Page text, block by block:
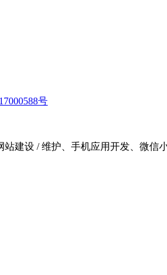
号
建设 / 维护、手机应用开发、微信